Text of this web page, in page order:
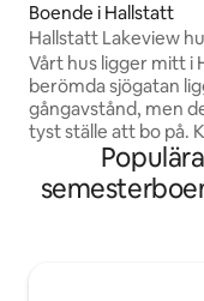
Boende i Hallstatt
Hallstatt Lakeview
Vårt hus ligger mitt i
berömda sjögatan
gångavstånd, men
tyst ställe att bo på.
utrustat. Altanen
sommarkvällar
tysta sjön. Det finns